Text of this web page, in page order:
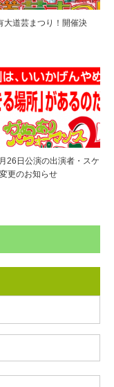
大道芸まつり！開催決
26日公演の出演者・スケ
更のお知らせ